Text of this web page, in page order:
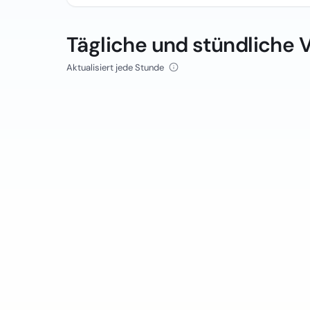
Tägliche und stündliche
Aktualisiert jede Stunde